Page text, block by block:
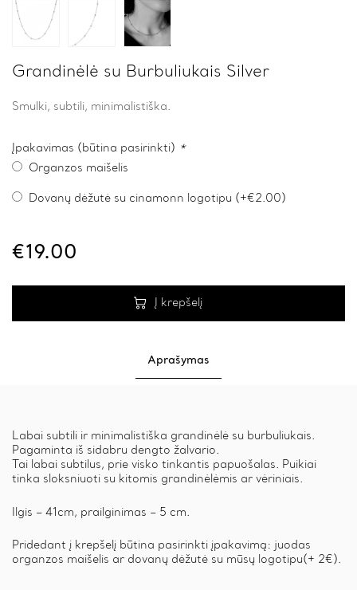
Grandinėlė su Burbuliukais Silver
€19.00
Smulki, subtili, minimalistiška.
Įpakavimas (būtina pasirinkti) *
Organzos maišelis
Dovanų dėžutė su cinamonn logotipu (+€2.00 )
Į krepšelį
Aprašymas
Labai subtili ir minimalistiška grandinėlė su burbuliukais.
Pagaminta iš sidabru dengto žalvario.
Tai labai subtilus, prie visko tinkantis papuošalas. Puikiai
tinka sloksniuoti su kitomis grandinėlėmis ar vėriniais.
Ilgis – 41cm, prailginimas – 5 cm.
Pridedant į krepšelį būtina pasirinkti įpakavimą: juodas
organzos maišelis ar dovanų dėžutė su mūsų logotipu(+ 2€).